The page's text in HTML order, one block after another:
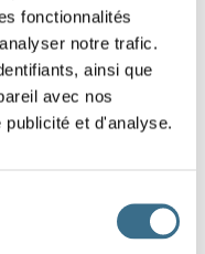
fonctionnalités
notre trafic.
ainsi que
avec nos
et d'analyse.